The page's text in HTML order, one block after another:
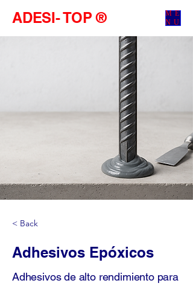
ME
NU
ADESI- TOP ®
< Back
Adhesivos Epóxicos
Adhesivos de alto rendimiento para